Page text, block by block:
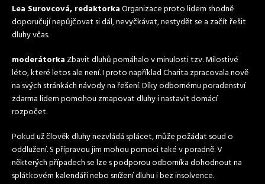
Lea Surovcová, redaktorkaOrganizace proto lidem shodně
doporučují nepůjčovat si dál, nevyčkávat, nestydět se a začít řešit
dluhy včas.
moderátorka Zbavit dluhů pomáhalo v minulosti tzv. Milostivé
léto, které letos ale není. I proto například Charita zpracovala nově
na svých stránkách návody na řešení. Díky odbornému poradenství
zdarma lidem pomohou zmapovat dluhy i nastavit domácí
rozpočet.
Pokud už člověk dluhy nezvládá splácet, může požádat soud o
oddlužení. S přípravou jim mohou pomoci také v poradně. V
některých případech se lze s podporou odborníka dohodnout na
splátkovém kalendáři nebo snížení dluhu i bez insolvence.